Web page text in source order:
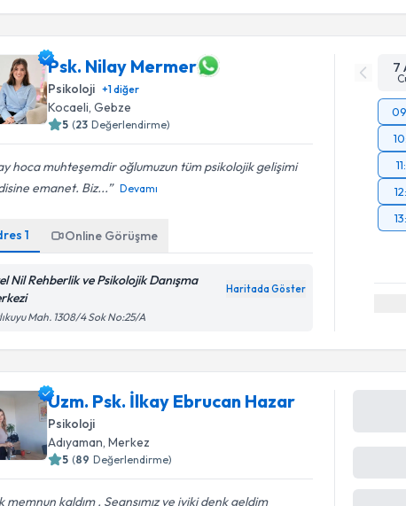
Psk. Nilay Mermer
Psikoloji +1diğer
Kocaeli, Gebze
5 (23 Değerlendirme)
hoca muhteşemdir oğlumuzun tüm psikolojik gelişimi
emanet. Biz...
Devamı
1 Online Görüşme
Nil Rehberlik ve Psikolojik Danışma
Haritada Göster
Mah. 1308/4 Sok No:25/A
7
Uzm. Psk. İlkay Ebrucan Hazar
Psikoloji
Adıyaman, Merkez
5 (89 Değerlendirme)
memnun kaldım . Seansımız ve iyiki denk geldim